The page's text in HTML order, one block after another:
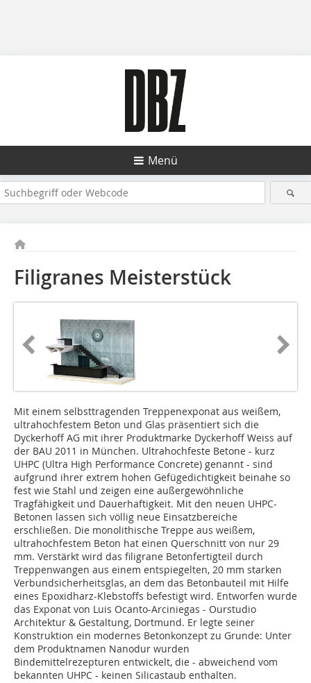
Menü
Filigranes Meisterstück
Mit einem selbsttragenden Treppenexponat aus weißem,
ultrahochfestem Beton und Glas präsentiert sich die
Dyckerhoff AG mit ihrer Produktmarke Dyckerhoff Weiss auf
der BAU 2011 in München. Ultrahochfeste Betone - kurz
UHPC (Ultra High Performance Concrete) genannt - sind
aufgrund ihrer extrem hohen Gefügedichtigkeit beinahe so
fest wie Stahl und zeigen eine außergewöhnliche
Tragfähigkeit und Dauerhaftigkeit. Mit den neuen UHPC-
Betonen lassen sich völlig neue Einsatzbereiche
erschließen. Die monolithische Treppe aus weißem,
ultrahochfestem Beton hat einen Querschnitt von nur 29
mm. Verstärkt wird das filigrane Betonfertigteil durch
Treppenwangen aus einem entspiegelten, 20 mm starken
Verbundsicherheitsglas, an dem das Betonbauteil mit Hilfe
eines Epoxidharz-Klebstoffs befestigt wird. Entworfen wurde
das Exponat von Luis Ocanto-Arciniegas - Ourstudio
Architektur & Gestaltung, Dortmund. Er legte seiner
Konstruktion ein modernes Betonkonzept zu Grunde: Unter
dem Produktnamen Nanodur wurden
Bindemittelrezepturen entwickelt, die - abweichend vom
bekannten UHPC - keinen Silicastaub enthalten.